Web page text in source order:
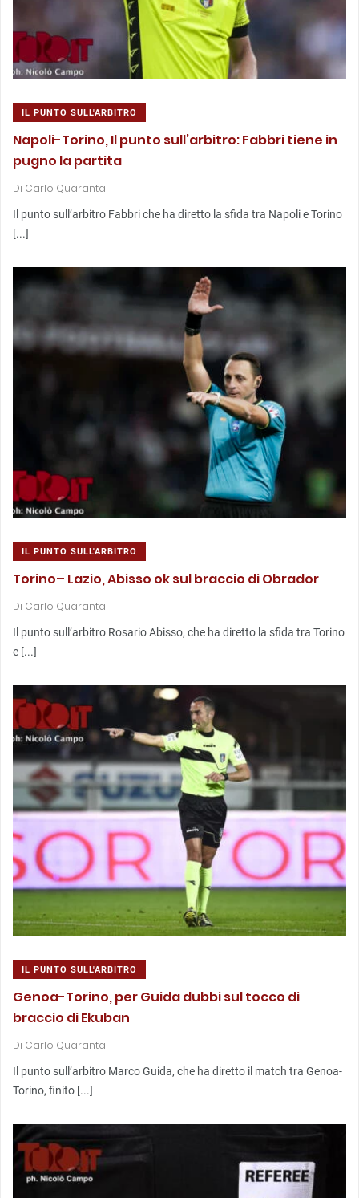
IL PUNTO SULL'ARBITRO
Napoli-Torino, Il punto sull’arbitro: Fabbri tiene in
pugno la partita
Di Carlo Quaranta
Il punto sull’arbitro Fabbri che ha diretto la sfida tra Napoli e Torino
[...]
IL PUNTO SULL'ARBITRO
Torino– Lazio, Abisso ok sul braccio di Obrador
Di Carlo Quaranta
Il punto sull’arbitro Rosario Abisso, che ha diretto la sfida tra Torino
e [...]
IL PUNTO SULL'ARBITRO
Genoa-Torino, per Guida dubbi sul tocco di
braccio di Ekuban
Di Carlo Quaranta
Il punto sull’arbitro Marco Guida, che ha diretto il match tra Genoa-
Torino, finito [...]